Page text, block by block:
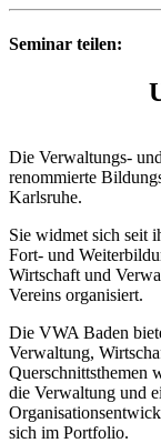
Seminar teilen:
Die Verwaltungs-
renommierte
Karlsruhe.
Sie widmet sich seit
Fort- und
Wirtschaft und
Vereins organisiert.
Die VWA Baden
Verwaltung,
Querschnittsthemen
die Verwaltung und
sich im Portfolio.